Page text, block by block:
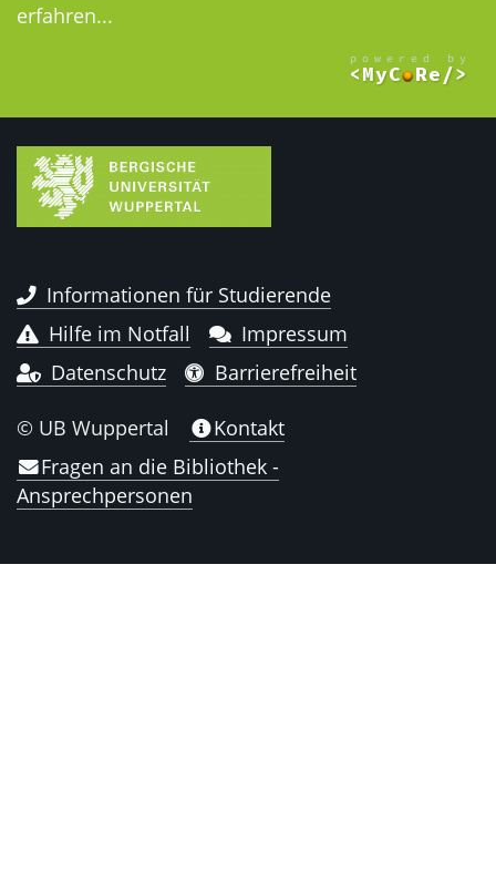
erfahren...
Informationen für Studierende
Hilfe im Notfall
Impressum
Datenschutz
Barrierefreiheit
© UB Wuppertal
Kontakt
Fragen an die Bibliothek -
Ansprechpersonen